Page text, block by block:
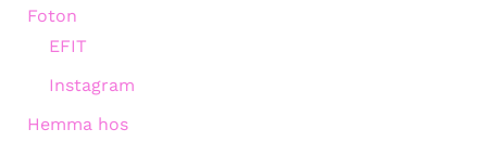
Foton
EFIT
Instagram
Hemma hos